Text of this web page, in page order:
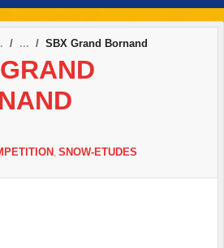
SBX Grand Bornand
SNOW-ETUDES